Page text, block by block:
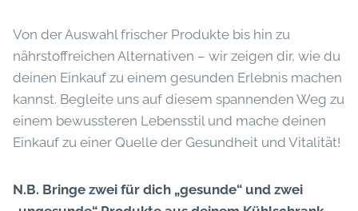
Von der Auswahl frischer Produkte bis hin zu
nährstoffreichen Alternativen – wir zeigen dir, wie du
deinen Einkauf zu einem gesunden Erlebnis machen
kannst. Begleite uns auf diesem spannenden Weg zu
einem bewussteren Lebensstil und mache deinen
Einkauf zu einer Quelle der Gesundheit und Vitalität!
N.B. Bringe zwei für dich „gesunde“ und zwei